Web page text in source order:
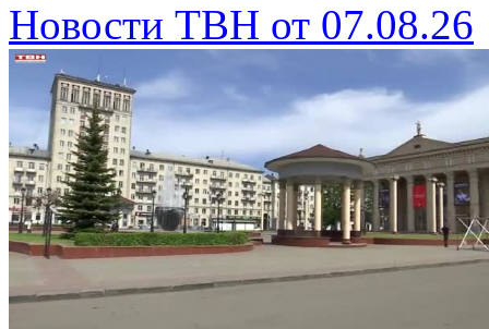
Новости ТВН от 07.08.26